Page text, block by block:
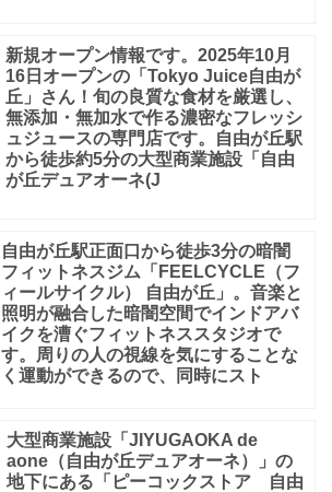
新規オープン情報です。2025年10月
16日オープンの「Tokyo Juice自由が
丘」さん！旬の良質な食材を厳選し、
無添加・無加水で作る濃密なフレッシ
ュジュースの専門店です。自由が丘駅
から徒歩約5分の大型商業施設「自由
が丘デュアオーネ(J
自由が丘駅正面口から徒歩3分の暗闇
フィットネスジム「FEELCYCLE（フ
ィールサイクル） 自由が丘」。音楽と
照明が融合した暗闇空間でインドアバ
イクを漕ぐフィットネススタジオで
す。周りの人の視線を気にすることな
く運動ができるので、同時にスト
大型商業施設「JIYUGAOKA de
aone（自由が丘デュアオーネ）」の
地下にある「ピーコックストア 自由